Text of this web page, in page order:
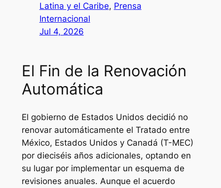
Latina y el Caribe, Prensa
Internacional
Jul 4, 2026
El Fin de la Renovación
Automática
El gobierno de Estados Unidos decidió no
renovar automáticamente el Tratado entre
México, Estados Unidos y Canadá (T-MEC)
por dieciséis años adicionales, optando en
su lugar por implementar un esquema de
revisiones anuales. Aunque el acuerdo